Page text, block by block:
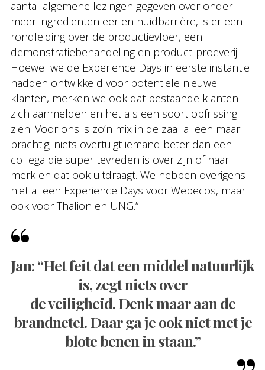
aantal algemene lezingen gegeven over onder
meer ingrediëntenleer en huidbarrière, is er een
rondleiding over de productievloer, een
demonstratiebehandeling en product-proeverij.
Hoewel we de Experience Days in eerste instantie
hadden ontwikkeld voor potentiële nieuwe
klanten, merken we ook dat bestaande klanten
zich aanmelden en het als een soort opfrissing
zien. Voor ons is zo’n mix in de zaal alleen maar
prachtig; niets overtuigt iemand beter dan een
collega die super tevreden is over zijn of haar
merk en dat ook uitdraagt. We hebben overigens
niet alleen Experience Days voor Webecos, maar
ook voor Thalion en UNG.”
Jan: “Het feit dat een middel natuurlijk
is, zegt niets over
de veiligheid. Denk maar aan de
brandnetel. Daar ga je ook niet met je
blote benen in staan.”